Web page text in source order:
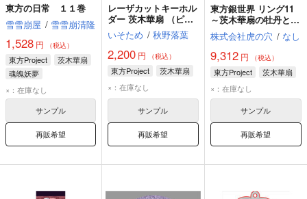
東方の日常 １１巻
雪雪崩屋 / 雪雪崩清隆
1,528 円 （税込）
東方Project
茨木華扇
魂魄妖夢
×：在庫なし
サンプル
再販希望
レーザカットキーホル
ダー 茨木華扇 （ピン
クゴールド）
いそため / 秋野落葉
2,200 円 （税込）
東方Project
茨木華扇
×：在庫なし
サンプル
再販希望
東方銀世界 リング11
～茨木華扇の牡丹と茨
リング～ リングサイ
ズ23号(63mm)
株式会社虎の穴 / なし
9,312円 （税込）
東方Project
茨木華扇
×：在庫なし
サンプル
再販希望